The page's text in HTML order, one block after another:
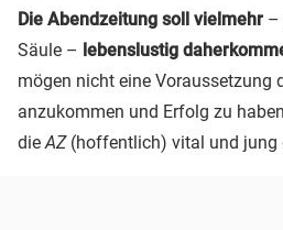
Die Abendzeitung soll vielmehr –
Säule – lebenslustig
mögen nicht eine Voraussetzung
anzukommen und Erfolg zu
die AZ (hoffentlich) vital und jung